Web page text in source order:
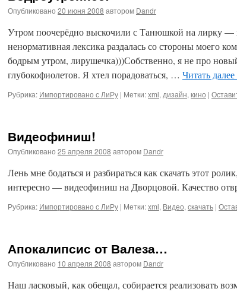
Опубликовано 20 июня 2008 автором Dandr
Утром поочерёдно выскочили с Танюшкой на лирку —
ненормативная лексика раздалась со стороны моего
бодрым утром, лирушечка)))Собственно, я не про
глубокофиолетов. Я хтел порадоваться, … Читать далее
Рубрика: Импортировано с ЛиРу | Метки:xml, дизайн, кино |
Видеофиниш!
Опубликовано 25 апреля 2008 автором Dandr
Лень мне бодаться и разбираться как скачать этот
интересно — видеофиниш на Дворцовой. Качество
Рубрика: Импортировано с ЛиРу | Метки:xml, Видео, скачать |
Апокалипсис от Валеза…
Опубликовано 10 апреля 2008 автором Dandr
Наш ласковый, как обещал, собирается реализовать